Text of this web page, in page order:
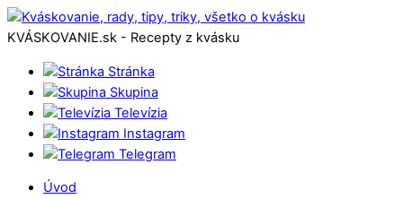
KVÁSKOVANIE.sk - Recepty z kvásku
Stránka
Skupina
Televízia
Instagram
Telegram
Úvod